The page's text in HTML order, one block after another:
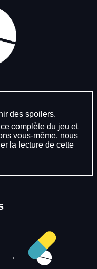
des spoilers.
complète du jeu et
vous-même, nous
la lecture de cette
→